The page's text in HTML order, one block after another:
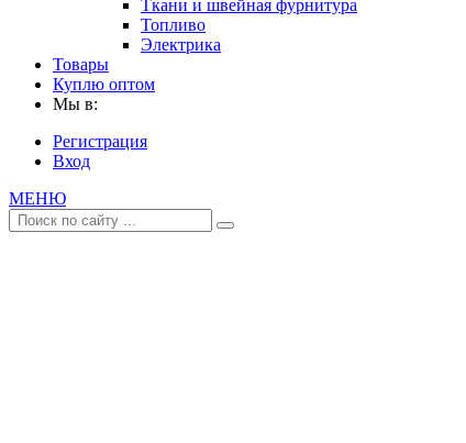
Ткани и швейная фурнитура
Топливо
Электрика
Товары
Куплю оптом
Мы в:
Регистрация
Вход
МЕНЮ